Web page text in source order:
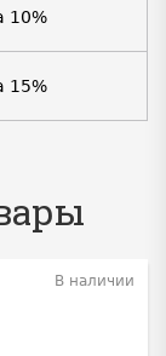
10%
15%
В наличии